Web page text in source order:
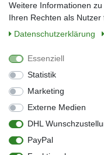
Sie können den Newsletter
** gilt für Lieferungen innerhalb
entnehmen Sie bitte der
Widerrufs­recht
Kontakt
Zahlung & Versand
Weitere Informationen
Ihren Rechten als Nutzer
Daten­schutz­erklärung
Essenziell
Statistik
Marketing
Externe Medien
DHL
PayPal